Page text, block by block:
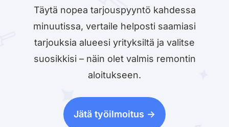
Täytä nopea tarjouspyyntö kahdessa
minuutissa, vertaile helposti saamiasi
tarjouksia alueesi yrityksiltä ja valitse
suosikkisi – näin olet valmis remontin
aloitukseen.
Jätä työilmoitus ->